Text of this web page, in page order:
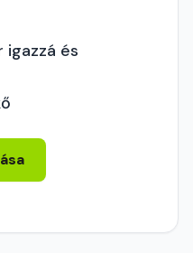
igazzá és